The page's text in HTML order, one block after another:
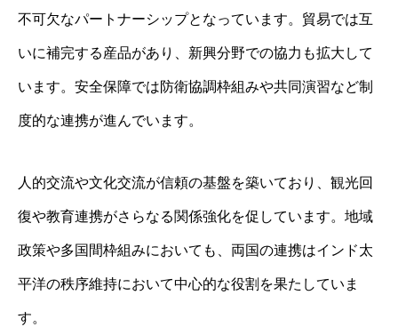
不可欠なパートナーシップとなっています。貿易では互
いに補完する産品があり、新興分野での協力も拡大して
います。安全保障では防衛協調枠組みや共同演習など制
度的な連携が進んでいます。
人的交流や文化交流が信頼の基盤を築いており、観光回
復や教育連携がさらなる関係強化を促しています。地域
政策や多国間枠組みにおいても、両国の連携はインド太
平洋の秩序維持において中心的な役割を果たしていま
す。